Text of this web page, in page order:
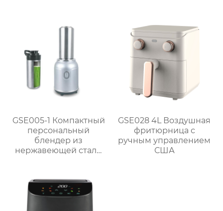
GSE005-1 Компактный
персональный
блендер из
нержавеющей стали
GSE028 4L Воздушная
фритюрница с
ручным управлением
США